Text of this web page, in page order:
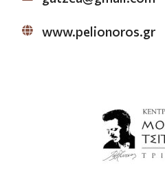
www.pelionoros.gr